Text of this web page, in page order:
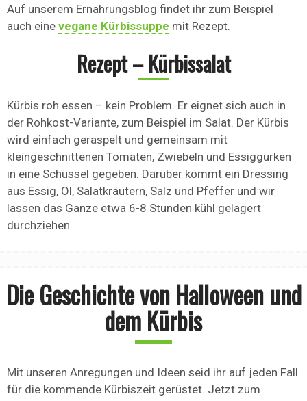
Auf unserem Ernährungsblog findet ihr zum Beispiel
auch eine vegane Kürbissuppe mit Rezept.
Rezept – Kürbissalat
Kürbis roh essen – kein Problem. Er eignet sich auch in
der Rohkost-Variante, zum Beispiel im Salat. Der Kürbis
wird einfach geraspelt und gemeinsam mit
kleingeschnittenen Tomaten, Zwiebeln und Essiggurken
in eine Schüssel gegeben. Darüber kommt ein Dressing
aus Essig, Öl, Salatkräutern, Salz und Pfeffer und wir
lassen das Ganze etwa 6-8 Stunden kühl gelagert
durchziehen.
Die Geschichte von Halloween und
dem Kürbis
Mit unseren Anregungen und Ideen seid ihr auf jeden Fall
für die kommende Kürbiszeit gerüstet. Jetzt zum